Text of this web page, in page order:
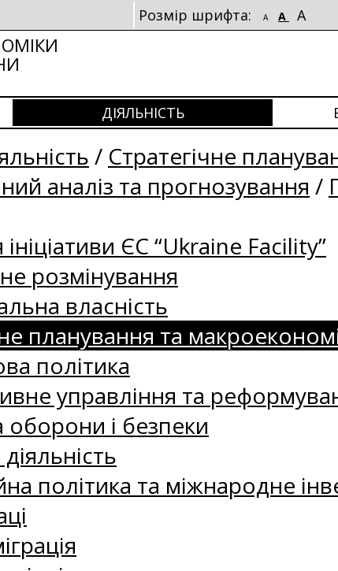
Розмір шрифта: A A A
ДІЯЛЬНІСТЬ
/ Стратегічне
аналіз та прогнозування /
ініціативи ЄС “Ukraine Facility”
розмінування
власність
планування та
політика
управління та
оборони і безпеки
політика та міжнародне